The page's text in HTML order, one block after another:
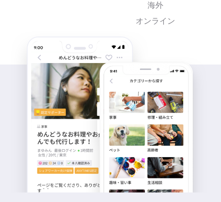
海外
オンライン